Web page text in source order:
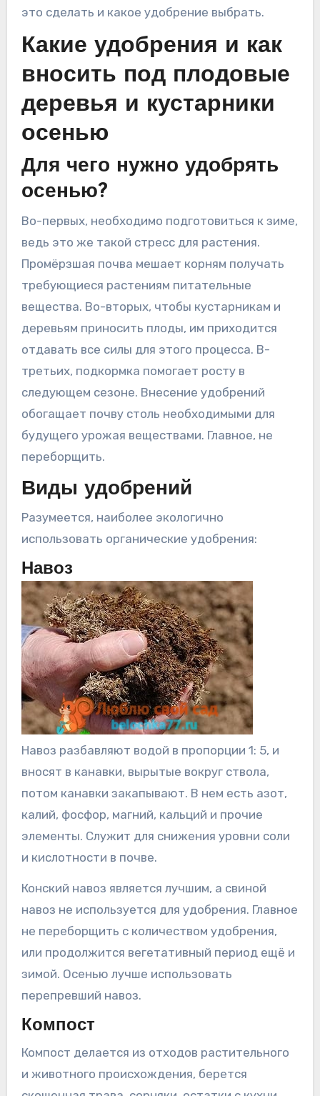
это сделать и какое удобрение выбрать.
Какие удобрения и как
вносить под плодовые
деревья и кустарники
осенью
Для чего нужно удобрять
осенью?
Во-первых, необходимо подготовиться к зиме,
ведь это же такой стресс для растения.
Промёрзшая почва мешает корням получать
требующиеся растениям питательные
вещества. Во-вторых, чтобы кустарникам и
деревьям приносить плоды, им приходится
отдавать все силы для этого процесса. В-
третьих, подкормка помогает росту в
следующем сезоне. Внесение удобрений
обогащает почву столь необходимыми для
будущего урожая веществами. Главное, не
переборщить.
Виды удобрений
Разумеется, наиболее экологично
использовать органические удобрения:
Навоз
Навоз разбавляют водой в пропорции 1: 5, и
вносят в канавки, вырытые вокруг ствола,
потом канавки закапывают. В нем есть азот,
калий, фосфор, магний, кальций и прочие
элементы. Служит для снижения уровни соли
и кислотности в почве.
Конский навоз является лучшим, а свиной
навоз не используется для удобрения. Главное
не переборщить с количеством удобрения,
или продолжится вегетативный период ещё и
зимой. Осенью лучше использовать
перепревший навоз.
Компост
Компост делается из отходов растительного
и животного происхождения, берется